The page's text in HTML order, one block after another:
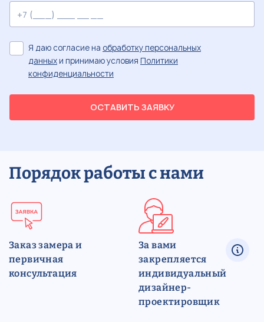
ОСТАВИТЬ ЗАЯВКУ
Я даю согласие на обработку персональных
данныхи принимаю условия Политики
конфиденциальности
Порядок работы с нами
Заказ замера и
первичная
консультация
За вами
закрепляется
индивидуальный
дизайнер-
проектировщик